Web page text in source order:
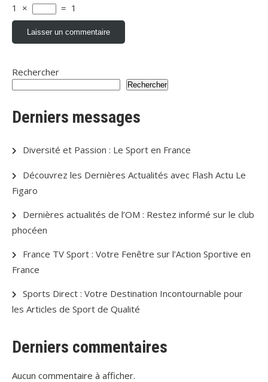
1
× = 1
Rechercher
Rechercher
Derniers messages
Diversité et Passion : Le Sport en France
Découvrez les Dernières Actualités avec Flash Actu Le
Figaro
Dernières actualités de l’OM : Restez informé sur le club
phocéen
France TV Sport : Votre Fenêtre sur l’Action Sportive en
France
Sports Direct : Votre Destination Incontournable pour
les Articles de Sport de Qualité
Derniers commentaires
Aucun commentaire à afficher.